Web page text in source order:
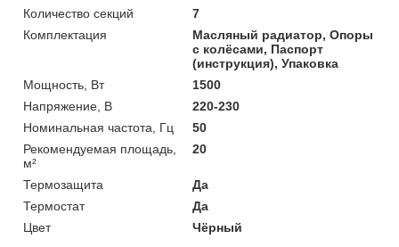
Количество секций
7
Комплектация
Масляный радиатор, Опоры
с колёсами, Паспорт
(инструкция), Упаковка
Мощность, Вт
1500
Напряжение, В
220-230
Номинальная частота, Гц
50
Рекомендуемая площадь,
м²
20
Термозащита
Да
Термостат
Да
Цвет
Чёрный